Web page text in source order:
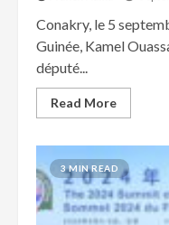
Conakry, le 5
Guinée, Kamel
député...
Read More
3 MIN READ